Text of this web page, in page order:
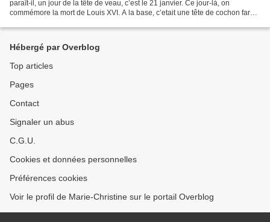
paraît-il, un jour de la tête de veau, c’est le 21 janvier. Ce jour-là, on
commémore la mort de Louis XVI. A la base, c’etait une tête de cochon farcie
Hébergé par Overblog
Top articles
Pages
Contact
Signaler un abus
C.G.U.
Cookies et données personnelles
Préférences cookies
Voir le profil de Marie-Christine sur le portail Overblog